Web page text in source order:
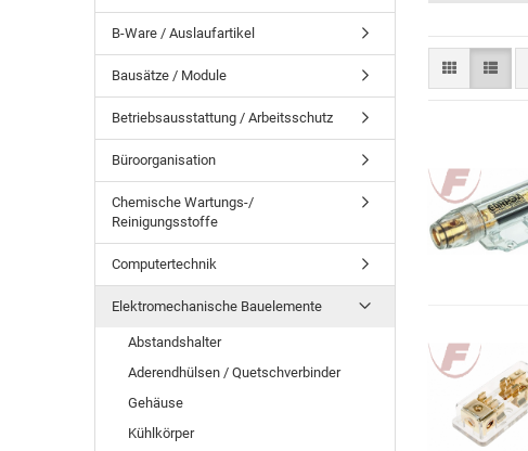
B-Ware / Auslaufartikel
Bausätze / Module
Betriebsausstattung / Arbeitsschutz
Büroorganisation
Chemische Wartungs-/
Reinigungsstoffe
Computertechnik
Elektromechanische Bauelemente
Abstandshalter
Aderendhülsen / Quetschverbinder
Gehäuse
Kühlkörper